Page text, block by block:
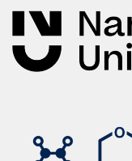
Dans: Plant
2012
ISSN:
Résumé
| Liens|
Grégory; Bizec,
Delavault,